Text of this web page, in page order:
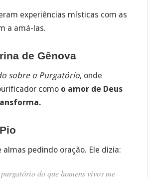
experiências místicas com as
a amá-las.
de Gênova
sobre o Purgatório, onde
como o amor de Deus
almas pedindo oração. Ele dizia:
do que homens vivos me